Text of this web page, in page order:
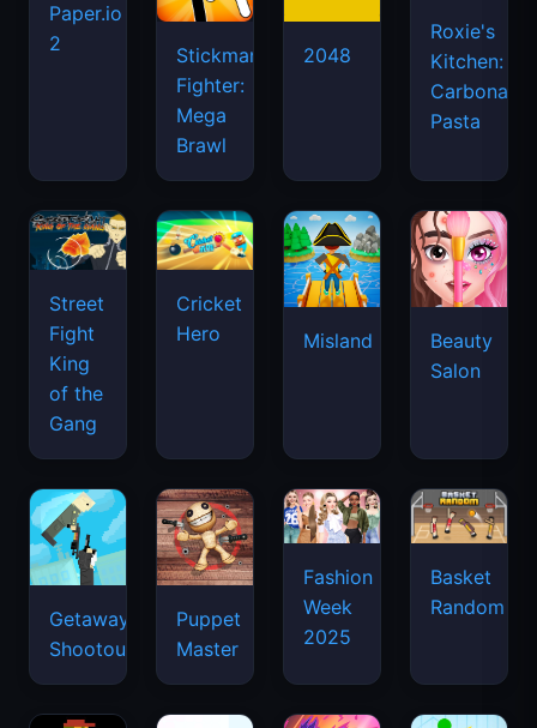
Paper.io
2
Stickman
Fighter:
Mega
Brawl
2048
Roxie's
Kitchen:
Carbonara
Pasta
Street
Fight
King
of the
Gang
Cricket
Hero
Misland
Beauty
Salon
Getaway
Shootout
Puppet
Master
Fashion
Week
2025
Basket
Random